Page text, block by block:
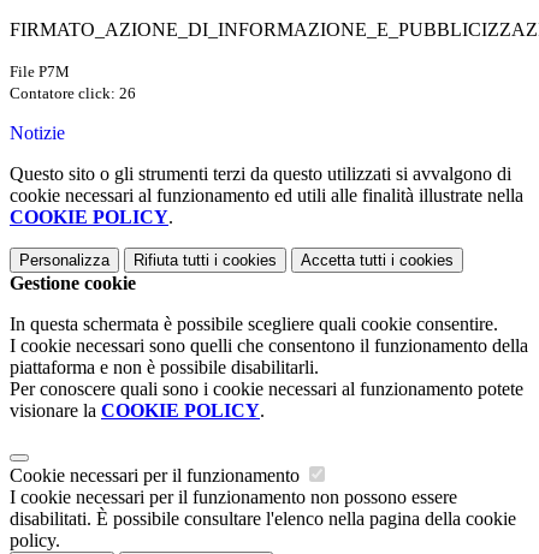
File P7M
Contatore click: 26
Notizie
Questo sito o gli strumenti terzi da questo utilizzati si avvalgono di
cookie necessari al funzionamento ed utili alle finalità illustrate nella
COOKIE POLICY.
Personalizza Rifiuta tutti i cookies Accetta tutti i cookies
Gestione cookie
In questa schermata è possibile scegliere quali cookie consentire.
I cookie necessari sono quelli che consentono il funzionamento della
piattaforma e non è possibile disabilitarli.
Per conoscere quali sono i cookie necessari al funzionamento potete
visionare la COOKIE POLICY.
Cookie necessari per il funzionamento
I cookie necessari per il funzionamento non possono essere
disabilitati. È possibile consultare l'elenco nella pagina della cookie
policy.